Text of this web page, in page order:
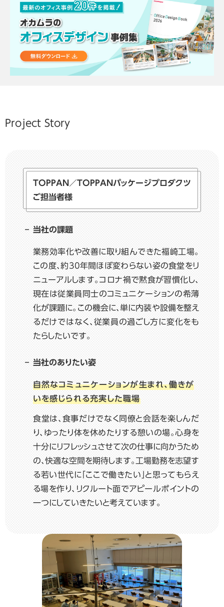
Project Story
TOPPAN／TOPPAN パッケージプロダクツ
ご担当者様
当社の課題
業務効率化や改善に取り組んできた福崎工場。
この度、約30年間ほぼ変わらない姿の食堂をリ
ニューアルします。コロナ禍で黙食が習慣化し、
現在は従業員同士のコミュニケーションの希薄
化が課題に。この機会に、単に内装や設備を整え
るだけではなく、従業員の過ごし方に変化をも
たらしたいです。
当社のありたい姿
自然なコミュニケーションが生まれ、働きが
いを感じられる充実した職場
食堂は、食事だけでなく同僚と会話を楽しんだ
り、ゆったり体を休めたりする憩いの場。心身を
十分にリフレッシュさせて次の仕事に向かうため
の、快適な空間を期待します。工場勤務を志望す
る若い世代に「ここで働きたい」と思ってもらえ
る場を作り、リクルート面でアピールポイントの
一つにしていきたいと考えています。